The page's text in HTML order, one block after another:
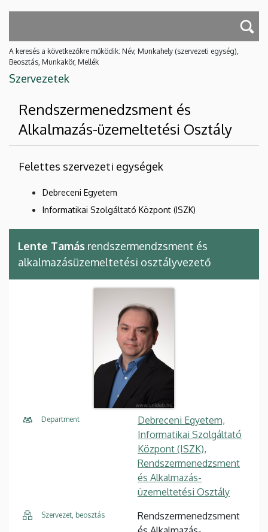
A keresés a következőkre működik: Név, Munkahely (szervezeti egység),
Beosztás, Munkakör, Mellék
Szervezetek
Rendszermenedzsment és
Alkalmazás-üzemeltetési Osztály
Felettes szervezeti egységek
Debreceni Egyetem
Informatikai Szolgáltató Központ (ISZK)
Lente Tamás rendszermendzsment és
alkalmazásüzemeltetési osztályvezető
Department
Debreceni Egyetem,
Informatikai Szolgáltató
Központ (ISZK),
Rendszermenedzsment
és Alkalmazás-
üzemeltetési Osztály
Szervezet, beosztás
Rendszermenedzsment